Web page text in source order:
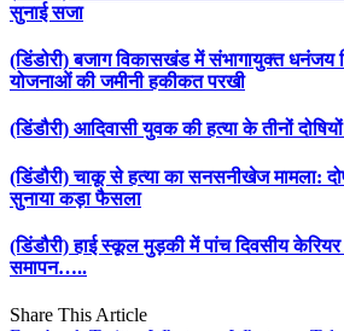
सुनाई सजा
(डिंडोरी) बजाग विकासखंड में संभागायुक्त धनंजय
योजनाओं की जमीनी हकीकत परखी
(डिंडौरी) आदिवासी युवक की हत्या के तीनों
(डिंडौरी) चाकू से हत्या का सनसनीखेज मामला:
सुनाया कड़ा फैसला
(डिंडौरी) हाई स्कूल मुड़की में पांच दिवसीय
समापन…..
Share This Article